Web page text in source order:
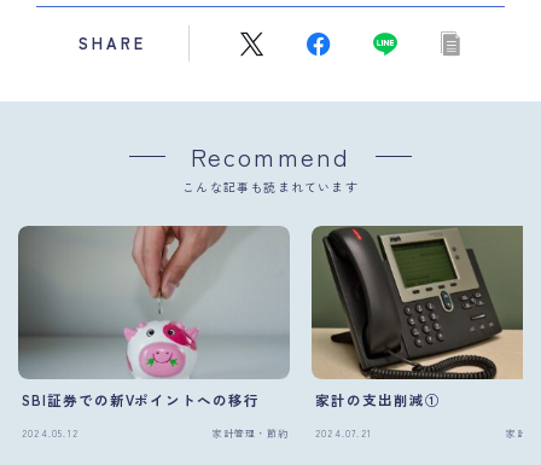
SHARE
Recommend
こんな記事も読まれています
SBI証券での新Vポイントへの移行
2024.05.12 家計管理・節約
家計の支出削減①
2024.07.21 家計管